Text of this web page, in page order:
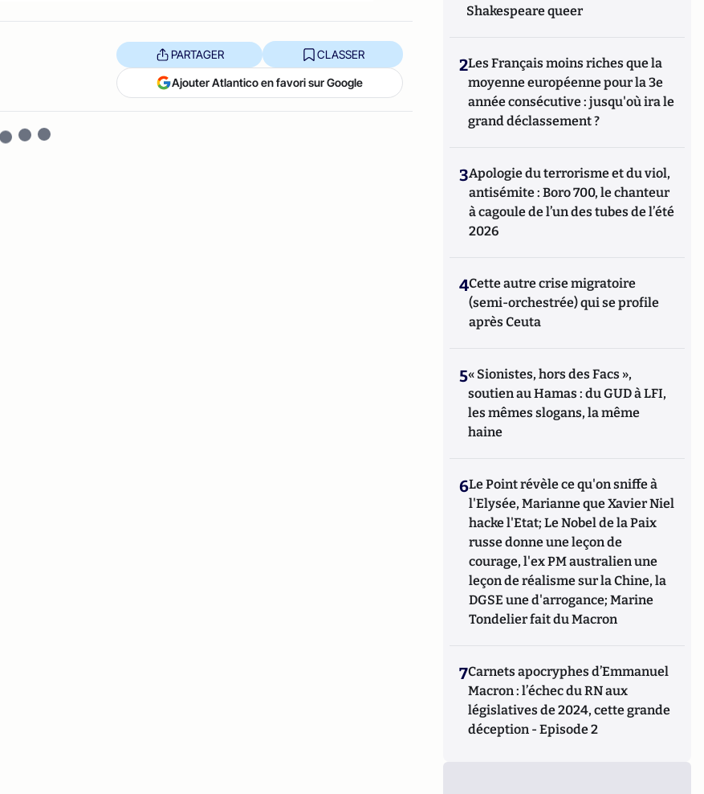
PARTAGER CLASSER
Ajouter Atlantico en favori sur Google
Shakespeare queer
2Les Français moins riches que la
moyenne européenne pour la 3e
année consécutive : jusqu'où ira le
grand déclassement ?
3Apologie du terrorisme et du viol,
antisémite : Boro 700, le chanteur
à cagoule de l’un des tubes de l’été
2026
4Cette autre crise migratoire
(semi-orchestrée) qui se profile
après Ceuta
5« Sionistes, hors des Facs »,
soutien au Hamas : du GUD à LFI,
les mêmes slogans, la même
haine
6Le Point révèle ce qu'on sniffe à
l'Elysée, Marianne que Xavier Niel
hacke l'Etat; Le Nobel de la Paix
russe donne une leçon de
courage, l'ex PM australien une
leçon de réalisme sur la Chine, la
DGSE une d'arrogance; Marine
Tondelier fait du Macron
7Carnets apocryphes d’Emmanuel
Macron : l’échec du RN aux
législatives de 2024, cette grande
déception - Episode 2